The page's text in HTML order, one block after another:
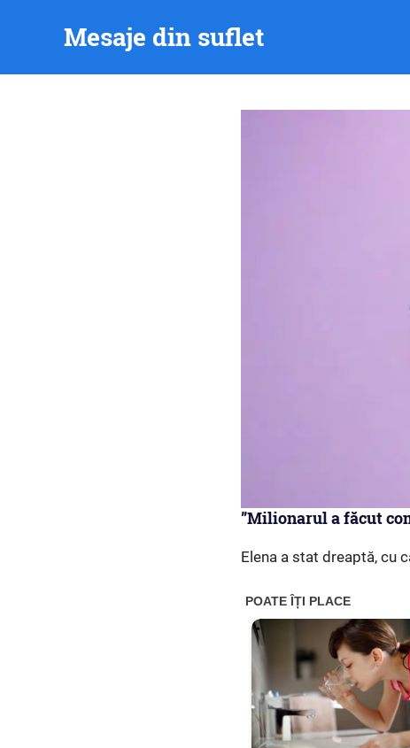
Mesaje din suflet
”Milionarul a făcut
Elena a stat dreaptă, cu